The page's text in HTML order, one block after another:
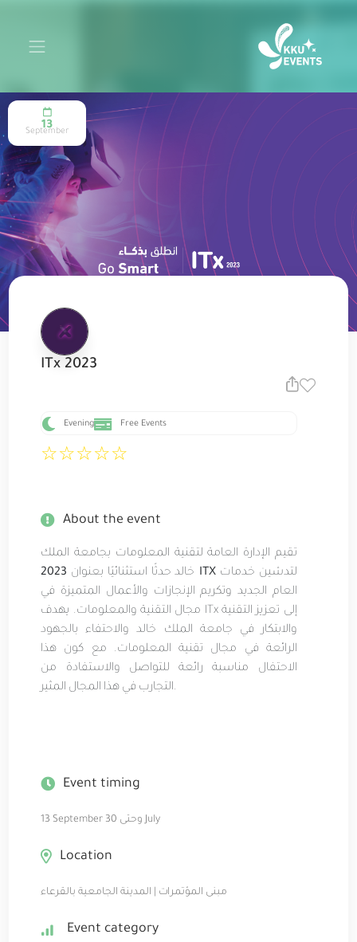
13
September
ITx 2023
Evening Free Events
☆
☆
☆
☆
☆
About the event
تقيم الإدارة العامة لتقنية المعلومات بجامعة الملك
خالد حدثًا استثنائيًا بعنوان 2023 ITX
العام الجديد وتكريم الإنجازات والأعمال المتميزة في
مجال التقنية والمعلومات. يهدف ITx إلى تعزيز التقنية
والابتكار في جامعة الملك خالد والاحتفاء بالجهود
الرائعة في مجال تقنية المعلومات. مع كون هذا
الاحتفال مناسبة رائعة للتواصل والاستفادة من
التجارب في هذا المجال المثير.
Event timing
13 September وحتى 30 July
Location
مبنى المؤتمرات | المدينة الجامعية بالقرعاء
Event category